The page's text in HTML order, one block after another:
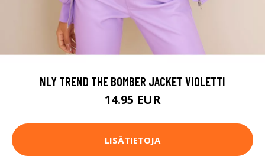
NLY TREND THE BOMBER JACKET VIOLETTI
14.95 EUR
LISÄTIETOJA